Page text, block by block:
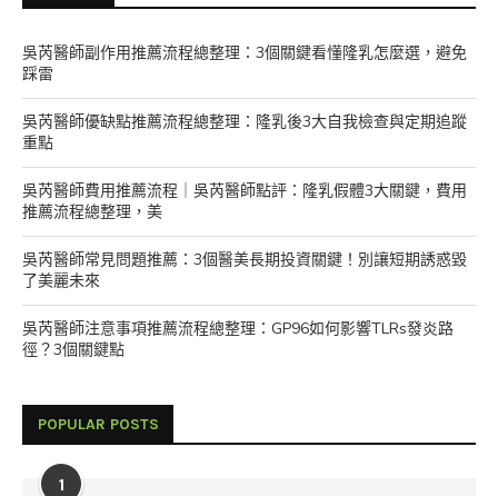
吳芮醫師副作用推薦流程總整理：3個關鍵看懂隆乳怎麼選，避免
踩雷
吳芮醫師優缺點推薦流程總整理：隆乳後3大自我檢查與定期追蹤
重點
吳芮醫師費用推薦流程｜吳芮醫師點評：隆乳假體3大關鍵，費用
推薦流程總整理，美
吳芮醫師常見問題推薦：3個醫美長期投資關鍵！別讓短期誘惑毀
了美麗未來
吳芮醫師注意事項推薦流程總整理：GP96如何影響TLRs發炎路
徑？3個關鍵點
POPULAR POSTS
1